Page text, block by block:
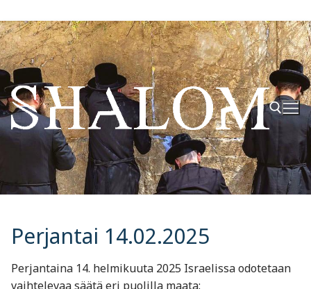
Hyppää
sisältöön
Hae:
Perjantai 14.02.2025
Perjantaina 14. helmikuuta 2025 Israelissa odotetaan
vaihtelevaa säätä eri puolilla maata: